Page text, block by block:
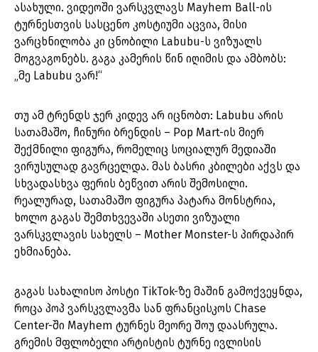
ასახული. ვიდეოში ვარსკვლავს Mayhem Ball-ის
ტურნესთვის სასცენო კოსტიუმი აცვია, მისი
ვარცხნილობა კი ცნობილი Labubu-ს ვიზუალს
მოგვაგონებს. გაგა კამერის წინ იღიმის და ამბობს:
„მე Labubu ვარ!“
თუ ამ ტრენდს ჯერ კიდევ არ იცნობთ: Labubu არის
სათამაშო, ჩინური ბრენდის – Pop Mart-ის მიერ
შექმნილი ფიგურა, რომელიც სოციალურ მედიაში
ვირუსულად გავრცელდა. მას ბასრი კბილები აქვს და
სხვადასხვა ფერის ბეწვით არის შემოსილი.
რეალურად, სათამაშო ფიგურა პატარა მონსტრია,
ხოლო გაგას შემთხვევაში ასეთი ვიზუალი
ვარსკვლავის სახელს – Mother Monster-ს პირდაპირ
ეხმიანება.
გაგას სახალისო პოსტი TikTok-ზე მაშინ გამოქვეყნდა,
როცა პოპ ვარსკვლავმა სან ფრანცისკოს Chase
Center-ში Mayhem ტურნეს მეორე შოუ დაასრულა.
გრემის მფლობელი არტისტის ტურნე ივლისის